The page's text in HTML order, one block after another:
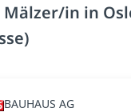
in in
BAUHAUS AG